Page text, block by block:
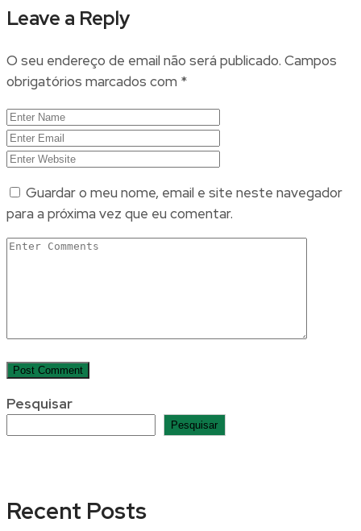
Leave a Reply
O seu endereço de email não será publicado. Campos
obrigatórios marcados com *
Guardar o meu nome, email e site neste navegador
para a próxima vez que eu comentar.
Pesquisar
Pesquisar
Recent Posts